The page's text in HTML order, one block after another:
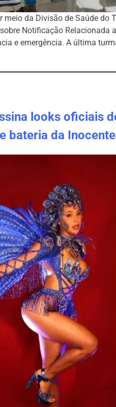
meio da Divisão de Saúde do
Notificação Relacionada
e emergência. A última
looks oficiais
bateria da